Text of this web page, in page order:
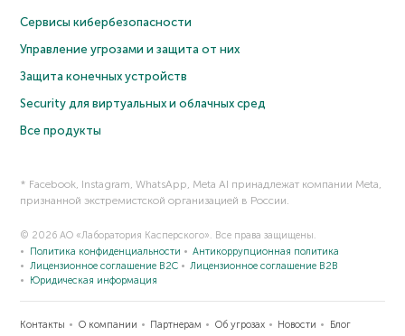
Сервисы кибербезопасности
Управление угрозами и защита от них
Защита конечных устройств
Security для виртуальных и облачных сред
Все продукты
* Facebook, Instagram, WhatsApp, Meta AI принадлежат компании Meta,
признанной экстремистской организацией в России.
© 2026 АО «Лаборатория Касперского». Все права защищены.
Политика конфиденциальности
Антикоррупционная политика
Лицензионное соглашение B2C
Лицензионное соглашение B2B
Юридическая информация
Контакты О компании Партнерам Об угрозах Новости Блог